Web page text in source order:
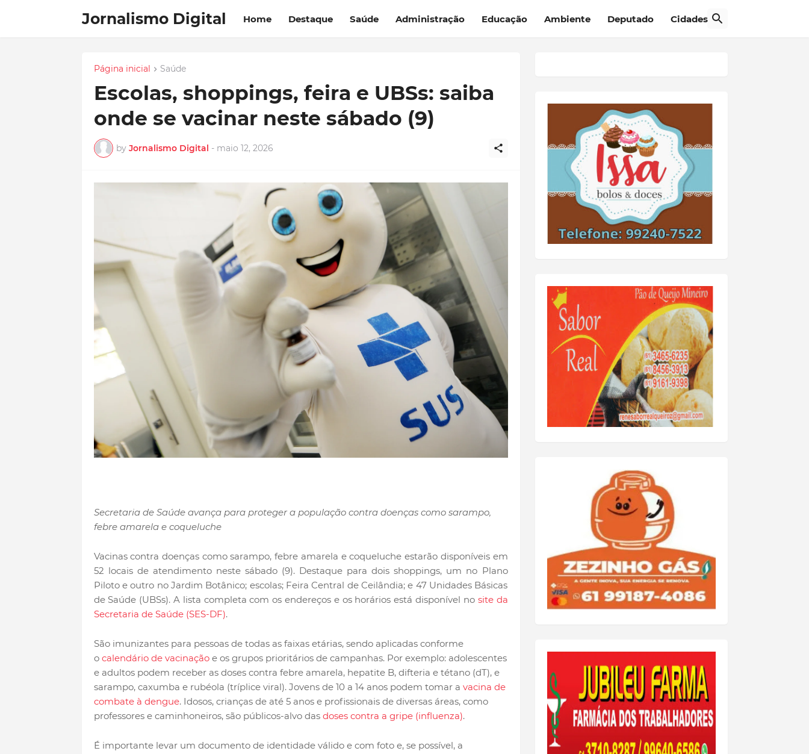
Jornalismo Digital Home Destaque Saúde Administração Educação Ambiente Deputado Cidades
Página inicial Saúde
Escolas, shoppings, feira e UBSs: saiba
onde se vacinar neste sábado (9)
by Jornalismo Digital - maio 12, 2026
Secretaria de Saúde avança para proteger a população contra doenças como sarampo,
febre amarela e coqueluche
Vacinas contra doenças como sarampo, febre amarela e coqueluche estarão disponíveis em
52 locais de atendimento neste sábado (9). Destaque para dois shoppings, um no Plano
Piloto e outro no Jardim Botânico; escolas; Feira Central de Ceilândia; e 47 Unidades Básicas
de Saúde (UBSs). A lista completa com os endereços e os horários está disponível no site da
Secretaria de Saúde (SES-DF).
São imunizantes para pessoas de todas as faixas etárias, sendo aplicadas conforme
o calendário de vacinaçãoe os grupos prioritários de campanhas. Por exemplo: adolescentes
e adultos podem receber as doses contra febre amarela, hepatite B, difteria e tétano (dT), e
sarampo, caxumba e rubéola (tríplice viral). Jovens de 10 a 14 anos podem tomar a vacina de
combate à dengue. Idosos, crianças de até 5 anos e profissionais de diversas áreas, como
professores e caminhoneiros, são públicos-alvo das doses contra a gripe (influenza).
É importante levar um documento de identidade válido e com foto e, se possível, a